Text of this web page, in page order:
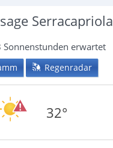
Serracapriola
erwartet
Regenradar
32°